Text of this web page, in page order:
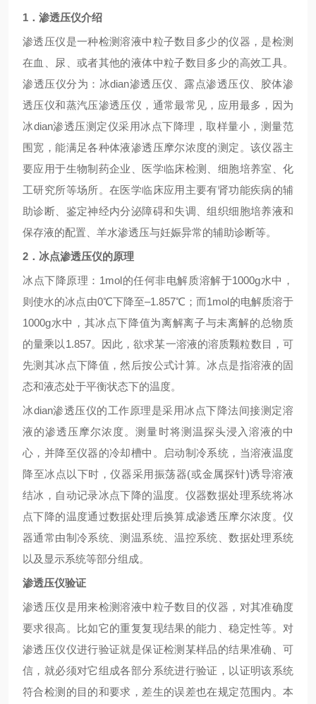
1．渗透压仪介绍
渗透压仪是一种检测溶液中粒子数目多少的仪器，是检测
在血、尿、或者其他的液体中粒子数目多少的高效工具。
渗透压仪分为：冰dian渗透压仪、露点渗透压仪、胶体渗
透压仪和蒸汽压渗透压仪，通常最常见，应用最多，因为
冰dian渗透压测定仪采用冰点下降理，取样量小，测量范
围宽，能满足各种体液渗透压摩尔浓度的测定。该仪器主
要应用于生物制药企业、医学临床检测、细胞培养室、化
工研究所等场所。在医学临床应用主要有肾功能疾病的辅
助诊断、鉴定神经内分泌障碍和失调、组织细胞培养液和
保存液的配置、羊水渗透压与妊娠异常的辅助诊断等。
2．冰点渗透压仪的原理
冰点下降原理： 1mol的任何非电解质溶解于1000g水中，
则使水的冰点由0℃下降至–1.857℃；而1mol的电解质溶于
1000g水中，其冰点下降值为离解离子与未离解的总物质
的量乘以1.857。因此，欲求某一溶液的溶质颗粒数目，可
先测其冰点下降值，然后按公式计算。冰点是指溶液的固
态和液态处于平衡状态下的温度。
冰dian渗透压仪的工作原理是采用冰点下降法间接测定溶
液的渗透压摩尔浓度。测量时将测温探头浸入溶液的中
心，并降至仪器的冷却槽中。启动制冷系统，当溶液温度
降至冰点以下时，仪器采用振荡器(或金属探针)诱导溶液
结冰，自动记录冰点下降的温度。仪器数据处理系统将冰
点下降的温度通过数据处理后换算成渗透压摩尔浓度。仪
器通常由制冷系统、测温系统、温控系统、数据处理系统
以及显示系统等部分组成。
渗透压仪验证
渗透压仪是用来检测溶液中粒子数目的仪器，对其准确度
要求很高。比如它的重复复现结果的能力、稳定性等。对
渗透压仪仪进行验证就是保证检测某样品的结果准确、可
信，就必须对它组成各部分系统进行验证，以证明该系统
符合检测的目的和要求，差生的误差也在规定范围内。本